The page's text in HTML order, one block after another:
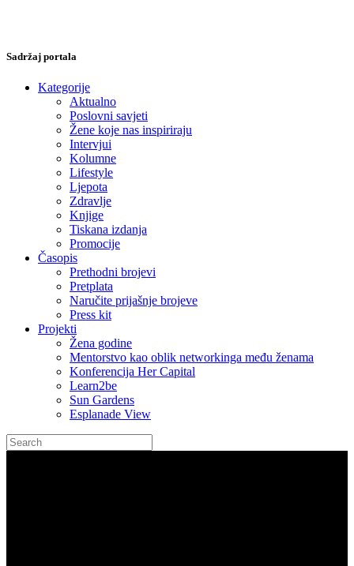
Sadržaj portala
Kategorije
Aktualno
Poslovni savjeti
Žene koje nas inspiriraju
Intervjui
Kolumne
Lifestyle
Ljepota
Zdravlje
Knjige
Tiskana izdanja
Promocije
Časopis
Prethodni brojevi
Pretplata
Naručite prijašnje brojeve
Press kit
Projekti
Žena godine
Mentorstvo kao oblik networkinga među ženama
Konferencija Her Capital
Learn2be
Sun Gardens
Esplanade View